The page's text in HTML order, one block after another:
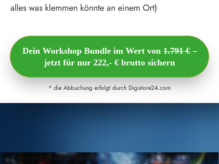
alles was klemmen könnte an einem Ort)
Dein Workshop Bundle im Wert von1.791 €–
jetzt für nur 222,- € brutto sichern
* die Abbuchung erfolgt durch Digistore24.com